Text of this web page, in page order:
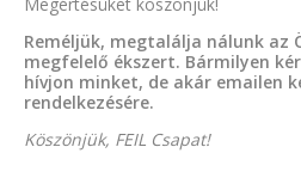
Reméljük, megtalálja nálunk az
megfelelő ékszert. Bármilyen
hívjon minket, de akár emailen
rendelkezésére.
Köszönjük, FEIL Csapat!